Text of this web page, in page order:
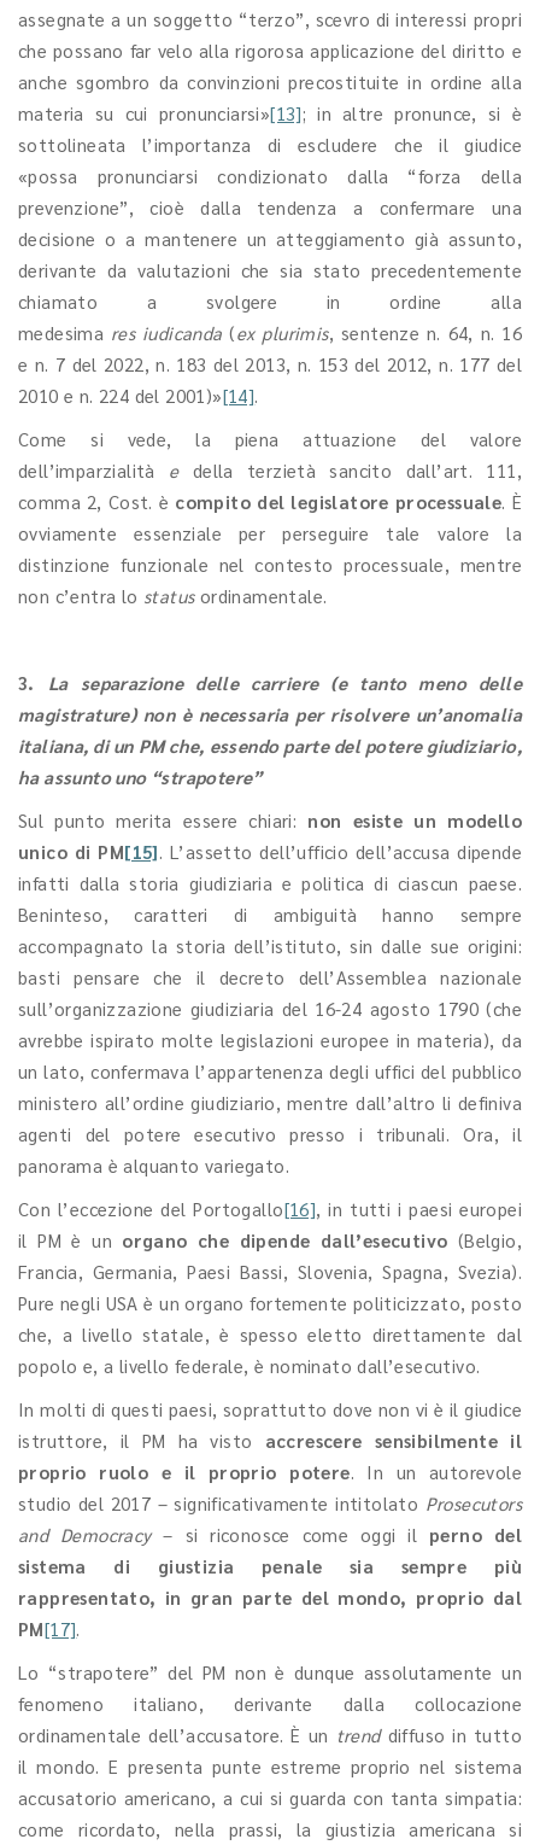
assegnate a un soggetto “terzo”, scevro di interessi propri
che possano far velo alla rigorosa applicazione del diritto e
anche sgombro da convinzioni precostituite in ordine alla
materia su cui pronunciarsi»[13]; in altre pronunce, si è
sottolineata l’importanza di escludere che il giudice
«possa pronunciarsi condizionato dalla “forza della
prevenzione”, cioè dalla tendenza a confermare una
decisione o a mantenere un atteggiamento già assunto,
derivante da valutazioni che sia stato precedentemente
chiamato a svolgere in ordine alla
medesima res iudicanda(ex plurimis, sentenze n. 64, n. 16
e n. 7 del 2022, n. 183 del 2013, n. 153 del 2012, n. 177 del
2010 e n. 224 del 2001)»[14].
Come si vede, la piena attuazione del valore
dell’imparzialità e della terzietà sancito dall’art. 111,
comma 2, Cost. è compito del legislatore processuale. È
ovviamente essenziale per perseguire tale valore la
distinzione funzionale nel contesto processuale, mentre
non c’entra lo status ordinamentale.
3. La separazione delle carriere (e tanto meno delle
magistrature) non è necessaria per risolvere un’anomalia
italiana, di un PM che, essendo parte del potere giudiziario,
ha assunto uno “strapotere”
Sul punto merita essere chiari: non esiste un modello
unico di PM[15]. L’assetto dell’ufficio dell’accusa dipende
infatti dalla storia giudiziaria e politica di ciascun paese.
Beninteso, caratteri di ambiguità hanno sempre
accompagnato la storia dell’istituto, sin dalle sue origini:
basti pensare che il decreto dell’Assemblea nazionale
sull’organizzazione giudiziaria del 16-24 agosto 1790 (che
avrebbe ispirato molte legislazioni europee in materia), da
un lato, confermava l’appartenenza degli uffici del pubblico
ministero all’ordine giudiziario, mentre dall’altro li definiva
agenti del potere esecutivo presso i tribunali. Ora, il
panorama è alquanto variegato.
Con l’eccezione del Portogallo[16], in tutti i paesi europei
il PM è un organo che dipende dall’esecutivo (Belgio,
Francia, Germania, Paesi Bassi, Slovenia, Spagna, Svezia).
Pure negli USA è un organo fortemente politicizzato, posto
che, a livello statale, è spesso eletto direttamente dal
popolo e, a livello federale, è nominato dall’esecutivo.
In molti di questi paesi, soprattutto dove non vi è il giudice
istruttore, il PM ha visto accrescere sensibilmente il
proprio ruolo e il proprio potere. In un autorevole
studio del 2017 – significativamente intitolato Prosecutors
and Democracy– si riconosce come oggi il perno del
sistema di giustizia penale sia sempre più
rappresentato, in gran parte del mondo, proprio dal
PM[17].
Lo “strapotere” del PM non è dunque assolutamente un
fenomeno italiano, derivante dalla collocazione
ordinamentale dell’accusatore. È un trend diffuso in tutto
il mondo. E presenta punte estreme proprio nel sistema
accusatorio americano, a cui si guarda con tanta simpatia:
come ricordato, nella prassi, la giustizia americana si